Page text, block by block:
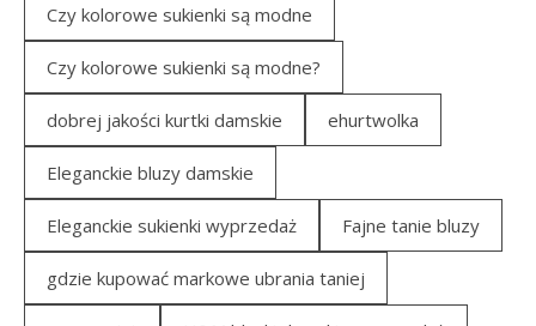
Czy kolorowe sukienki są modne
Czy kolorowe sukienki są modne?
dobrej jakości kurtki damskie ehurtwolka
Eleganckie bluzy damskie
Eleganckie sukienki wyprzedaż Fajne tanie bluzy
gdzie kupować markowe ubrania taniej